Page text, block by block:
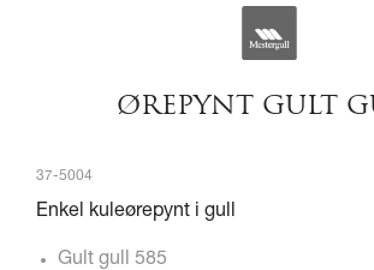
ØREPYNT GULT
37-5004
Enkel kuleørepynt i gull
Gult gull 585